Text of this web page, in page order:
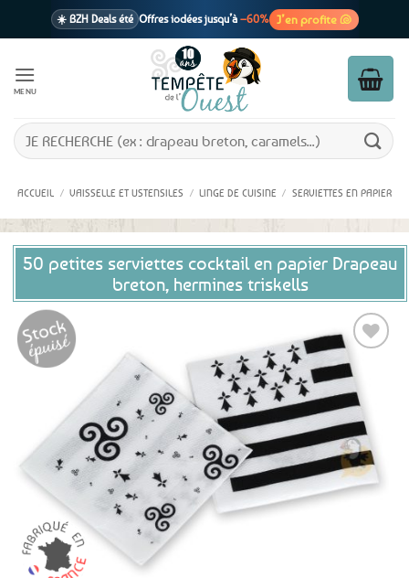
☀️ BZH Deals été Offres iodées jusqu’à –60% J’en profite 🐚
1 cadeau offertdès 39€ d’achats
En point relais dès 3,95€ seulement
MENU
Recherche
pour :
ACCUEIL / VAISSELLE ET USTENSILES / LINGE DE CUISINE / SERVIETTES EN PAPIER
50 petites serviettes cocktail en papier Drapeau
breton, hermines triskells
Ajouter
aux
favoris